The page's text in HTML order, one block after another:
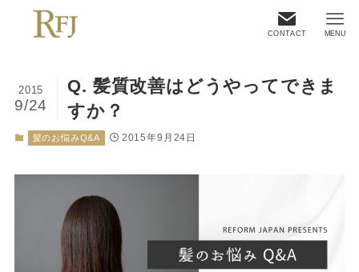
CONTACT MENU
Q. 髪質改善はどうやってできま
すか？
2015
9/24
髪のお悩みQ&A 2015年9月24日